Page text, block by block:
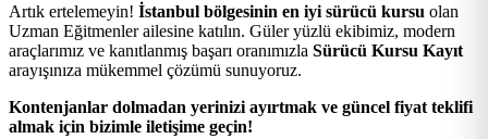
Artık ertelemeyin! İstanbul bölgesinin en iyi sürücü kursu olan
Uzman Eğitmenler ailesine katılın. Güler yüzlü ekibimiz, modern
araçlarımız ve kanıtlanmış başarı oranımızla Sürücü Kursu Kayıt
arayışınıza mükemmel çözümü sunuyoruz.
Kontenjanlar dolmadan yerinizi ayırtmak ve güncel fiyat teklifi
almak için bizimle iletişime geçin!